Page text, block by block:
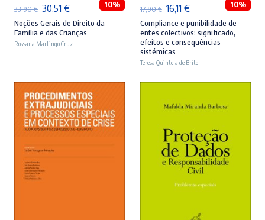
33,90€ O
preço
original
30,51 €O
preço
atual
10%
Noções Gerais de Direito da
Família e das Crianças
Rossana Martingo Cruz
17,90€ O
preço
original
era:
16,11 €O
preço
atual
10%
Compliance e punibilidade de
entes colectivos: significado,
efeitos e consequências
sistémicas
Teresa Quintela de Brito
ADICIONAR